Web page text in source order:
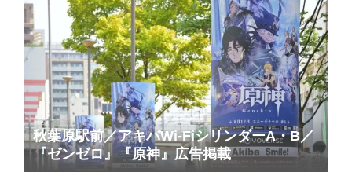
秋葉原駅前／アキバWi-FiシリンダーA・B／
『ゼンゼロ』『原神』広告掲載